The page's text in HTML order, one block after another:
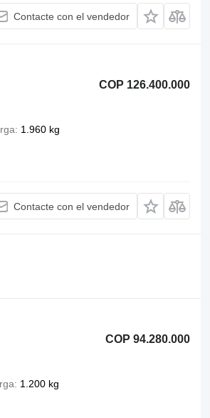
Contacte con el vendedor
COP 126.400.000
1.960 kg
Contacte con el vendedor
COP 94.280.000
1.200 kg